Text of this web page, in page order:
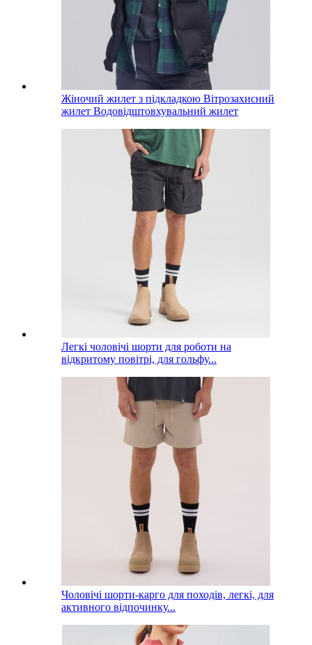
Жіночий жилет з підкладкою Вітрозахисний
жилет Водовідштовхувальний жилет
Легкі чоловічі шорти для роботи на
відкритому повітрі, для гольфу...
Чоловічі шорти-карго для походів, легкі, для
активного відпочинку...